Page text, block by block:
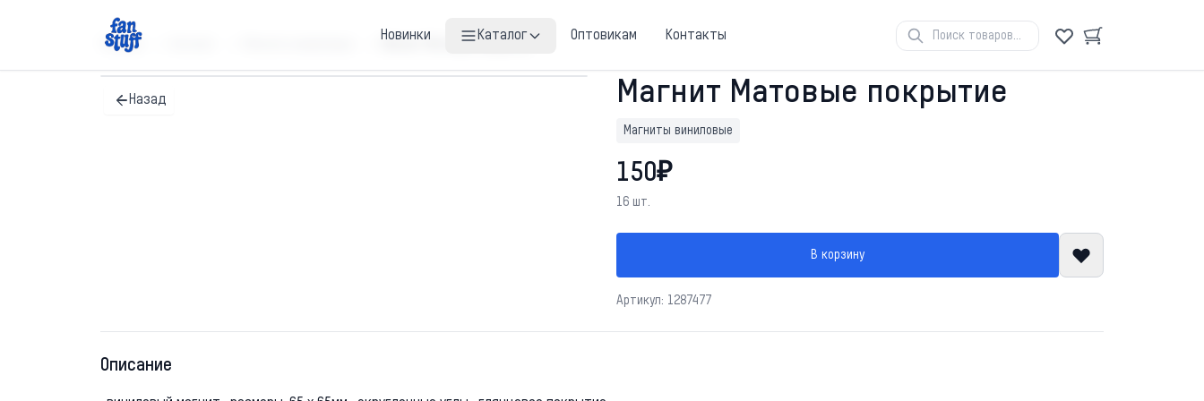
Новинки Каталог Оптовикам Контакты
Главная Магнит Матовые покрытие
Назад Магнит Матовые покрытие
Магниты виниловые
150₽
16 шт.
В корзину
Артикул: 1287477
Описание